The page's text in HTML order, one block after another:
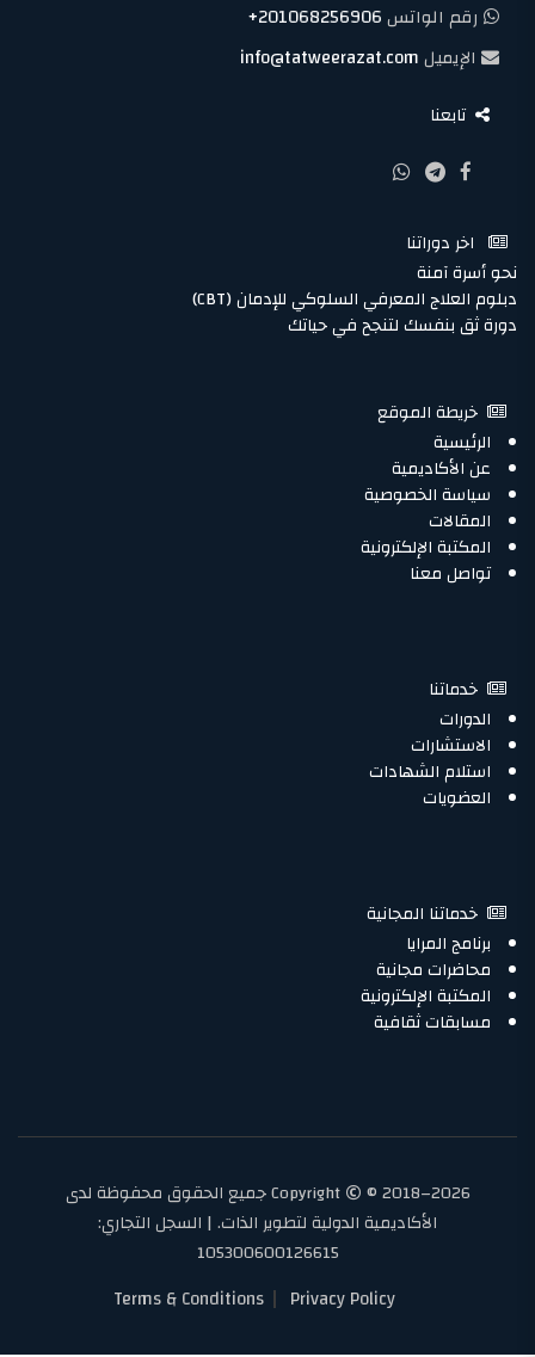
رقم الواتس+201068256906
الإيميلinfo@tatweerazat.com
تابعنا
اخر دوراتنا
نحو أسرة آمنة
دبلوم العلاج المعرفي السلوكي للإدمان (CBT)
دورة ثق بنفسك لتنجح في حياتك
خريطة الموقع
الرئيسية
عن الأكاديمية
سياسة الخصوصية
المقالات
المكتبة الإلكترونية
تواصل معنا
خدماتنا
الدورات
الاستشارات
استلام الشهادات
العضويات
خدماتنا المجانية
برنامج المرايا
محاضرات مجانية
المكتبة الإلكترونية
مسابقات ثقافية
Copyright© 2018–2026 جميع الحقوق محفوظة لدى
الأكاديمية الدولية لتطوير الذات. | السجل التجاري:
105300600126615
Privacy Policy
Terms & Conditions